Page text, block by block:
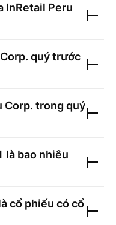
InRetail Peru
quý trước
Corp. trong quý
là bao nhiêu
cổ phiếu có cổ